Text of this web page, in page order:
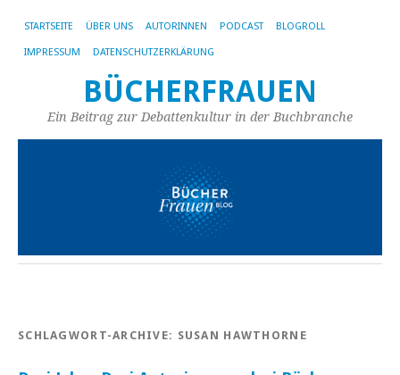
STARTSEITE ÜBER UNS AUTORINNEN PODCAST BLOGROLL
IMPRESSUM DATENSCHUTZERKLÄRUNG
BÜCHERFRAUEN
Ein Beitrag zur Debattenkultur in der Buchbranche
SCHLAGWORT-ARCHIVE: SUSAN HAWTHORNE